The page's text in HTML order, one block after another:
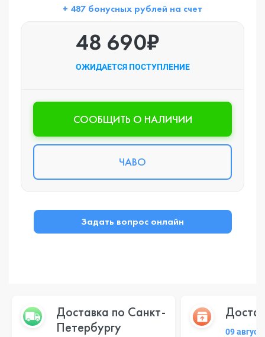
+ 487 бонусных рублей на счет
48 690₽
ОЖИДАЕТСЯ ПОСТУПЛЕНИЕ
CООБЩИТЬ О НАЛИЧИИ
ЧАВО
Задать вопрос онлайн
Доставка по Санкт-
Петербургу
09